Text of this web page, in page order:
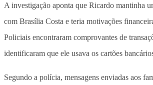
A investigação aponta que Ricardo mantinha
com Brasília Costa e teria motivações
Policiais encontraram comprovantes de
identificaram que ele usava os cartões
Segundo a polícia, mensagens enviadas aos